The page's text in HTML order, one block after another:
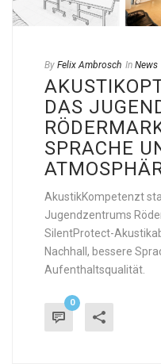
By Felix Ambrosch In News
DAS
SPRACHE
AkustikKompetenzt
Jugendzentrums
SilentProtect-
Nachhall, bessere
Aufenthaltsqualität.
0